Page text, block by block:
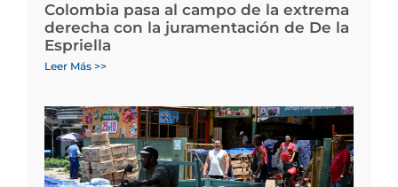
Colombia pasa al campo de la extrema
derecha con la juramentación de De la
Espriella
Leer Más >>